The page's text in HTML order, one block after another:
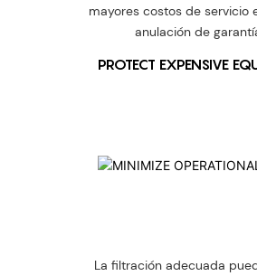
PROTECT EXPENSIVE
mayores costos de servicio
anulación de
La filtración adecuada